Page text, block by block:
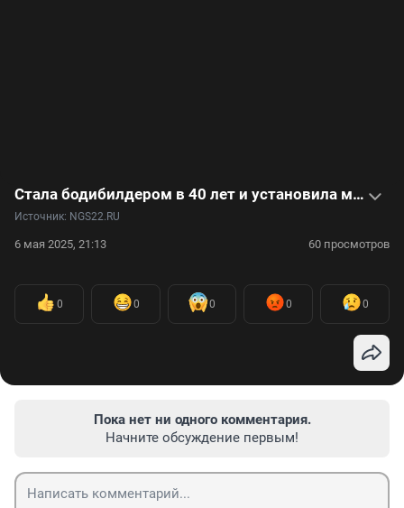
Стала бодибилдером в 40 лет и установила мировой рекорд в 52 — видео
Источник: NGS22.RU
6 мая 2025, 21:13 60 просмотров
0 0 0 0 0
Пока нет ни одного комментария.
Начните обсуждение первым!